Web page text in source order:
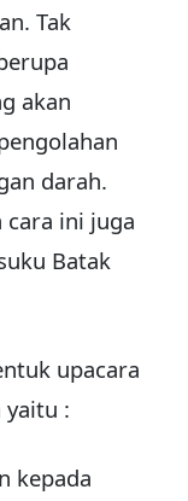
Tak
akan
darah.
cara ini juga
Batak
upacara
yaitu :
kepada